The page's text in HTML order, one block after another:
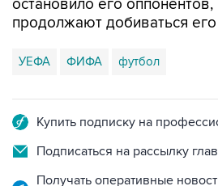
УЕФА ФИФА футбол
Подписаться на рассылку
Получать оперативные